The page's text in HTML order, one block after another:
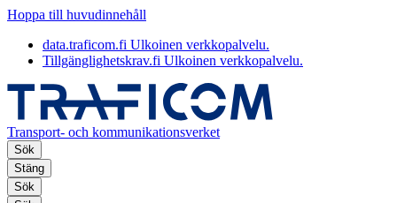
Hoppa till huvudinnehåll
data.traficom.fi Ulkoinen verkkopalvelu.
Tillgänglighetskrav.fi Ulkoinen verkkopalvelu.
Transport- och kommunikationsverket
Sök
Stäng
Sök